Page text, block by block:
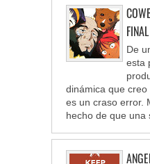
De
esta
dinámica que creo
es un craso error.
hecho de que una